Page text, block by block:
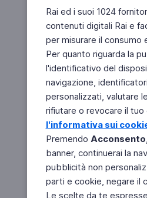
Rai ed i suoi 1024
contenuti digitali Rai e
per misurare il
Per quanto riguarda la
l'identificativo del
navigazione,
personalizzati, valutare
rifiutare o revocare il tuo
l'informativa sui
Premendo Acconsento
banner, continuerai la
pubblicità non
parti e cookie, negare il
Le scelte da te